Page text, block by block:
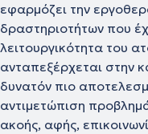
εφαρμόζει την
δραστηριοτήτων που
λειτουργικότητα του
ανταπεξέρχεται στην
δυνατόν πιο
αντιμετώπιση
ακοής, αφής,